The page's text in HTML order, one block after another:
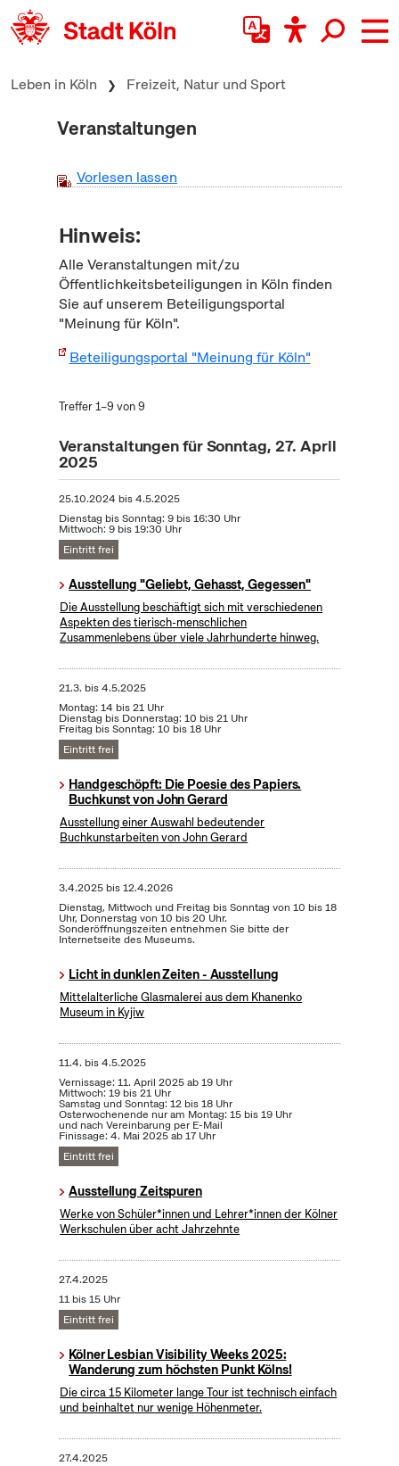
zum Inhalt springen
Leben in Köln Freizeit, Natur und Sport
Veranstaltungen
Vorlesen lassen
Hinweis:
Alle Veranstaltungen mit/zu
Öffentlichkeitsbeteiligungen in Köln finden
Sie auf unserem Beteiligungsportal
"Meinung für Köln".
Beteiligungsportal "Meinung für Köln"
Treffer 1–9 von 9
Veranstaltungen für Sonntag, 27. April
2025
25.10.2024 bis4.5.2025
Dienstag bis Sonntag: 9 bis 16:30 Uhr
Mittwoch: 9 bis 19:30 Uhr
Eintritt frei
Ausstellung "Geliebt, Gehasst, Gegessen"
Die Ausstellung beschäftigt sich mit verschiedenen
Aspekten des tierisch-menschlichen
Zusammenlebens über viele Jahrhunderte hinweg.
21.3. bis4.5.2025
Montag: 14 bis 21 Uhr
Dienstag bis Donnerstag: 10 bis 21 Uhr
Freitag bis Sonntag: 10 bis 18 Uhr
Eintritt frei
Handgeschöpft: Die Poesie des Papiers.
Buchkunst von John Gerard
Ausstellung einer Auswahl bedeutender
Buchkunstarbeiten von John Gerard
3.4.2025bis12.4.2026
Dienstag, Mittwoch und Freitag bis Sonntag von 10 bis 18
Uhr, Donnerstag von 10 bis 20 Uhr.
Sonderöffnungszeiten entnehmen Sie bitte der
Internetseite des Museums.
Licht in dunklen Zeiten - Ausstellung
Mittelalterliche Glasmalerei aus dem Khanenko
Museum in Kyjiw
11.4. bis4.5.2025
Vernissage: 11. April 2025 ab 19 Uhr
Mittwoch: 19 bis 21 Uhr
Samstag und Sonntag: 12 bis 18 Uhr
Osterwochenende nur am Montag: 15 bis 19 Uhr
und nach Vereinbarung per E-Mail
Finissage: 4. Mai 2025 ab 17 Uhr
Eintritt frei
Ausstellung Zeitspuren
Werke von Schüler*innen und Lehrer*innen der Kölner
Werkschulen über acht Jahrzehnte
27.4.2025
11 bis 15 Uhr
Eintritt frei
Kölner Lesbian Visibility Weeks 2025:
Wanderung zum höchsten Punkt Kölns!
Die circa 15 Kilometer lange Tour ist technisch einfach
und beinhaltet nur wenige Höhenmeter.
27.4.2025